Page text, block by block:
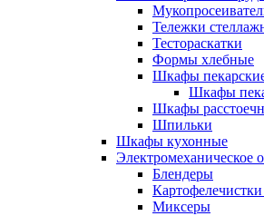
Тележки
Тестораскатки
Формы хлебные
Шкафы
Шкафы
Шкафы
Шпильки
Шкафы кухонные
Электромеханическое
Блендеры
Миксеры